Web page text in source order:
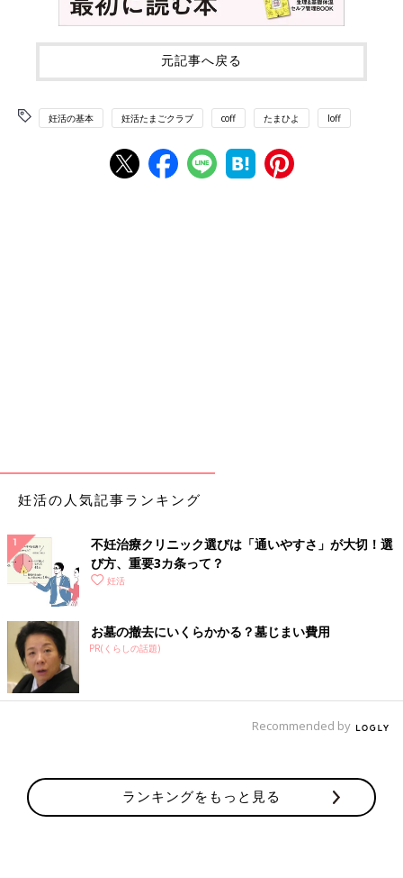
元記事へ戻る
妊活の基本 妊活たまごクラブ coff たまひよ loff
妊活の人気記事ランキング
不妊治療クリニック選びは「通いやすさ」が大切！選
び方、重要3カ条って？
妊活
お墓の撤去にいくらかかる？墓じまい費用
PR(くらしの話題)
Recommended by
ランキングをもっと見る